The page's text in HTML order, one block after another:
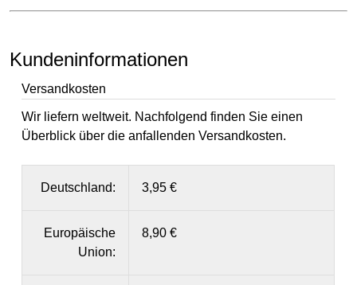
Kundeninformationen
Versandkosten
Wir liefern weltweit. Nachfolgend finden Sie einen
Überblick über die anfallenden Versandkosten.
Deutschland: 3,95 €
Europäische
Union:
8,90 €